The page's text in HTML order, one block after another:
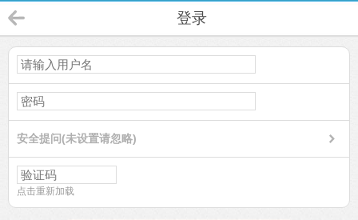
登录
安全提问(未设置请忽略)
点击重新加载